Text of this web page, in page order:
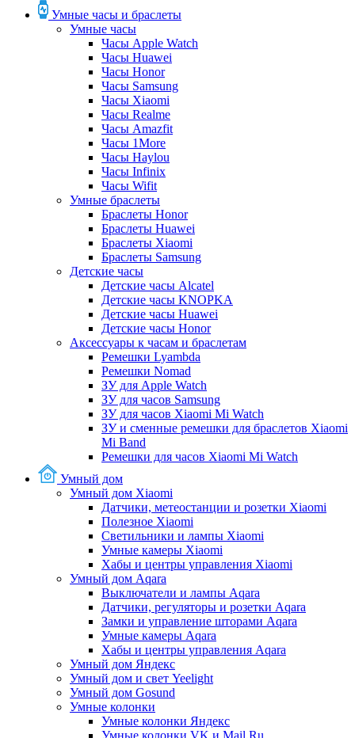
Умные часы и браслеты
Умные часы
Часы Apple Watch
Часы Huawei
Часы Honor
Часы Samsung
Часы Xiaomi
Часы Realme
Часы Amazfit
Часы 1More
Часы Haylou
Часы Infinix
Часы Wifit
Умные браслеты
Браслеты Honor
Браслеты Huawei
Браслеты Xiaomi
Браслеты Samsung
Детские часы
Детские часы Alcatel
Детские часы KNOPKA
Детские часы Huawei
Детские часы Honor
Аксессуары к часам и браслетам
Ремешки Lyambda
Ремешки Nomad
ЗУ для Apple Watch
ЗУ для часов Samsung
ЗУ для часов Xiaomi Mi Watch
ЗУ и сменные ремешки для браслетов Xiaomi
Mi Band
Ремешки для часов Xiaomi Mi Watch
Умный дом
Умный дом Xiaomi
Датчики, метеостанции и розетки Xiaomi
Полезное Xiaomi
Светильники и лампы Xiaomi
Умные камеры Xiaomi
Хабы и центры управления Xiaomi
Умный дом Aqara
Выключатели и лампы Aqara
Датчики, регуляторы и розетки Aqara
Замки и управление шторами Aqara
Умные камеры Aqara
Хабы и центры управления Aqara
Умный дом Яндекс
Умный дом и свет Yeelight
Умный дом Gosund
Умные колонки
Умные колонки Яндекс
Умные колонки VK и Mail.Ru